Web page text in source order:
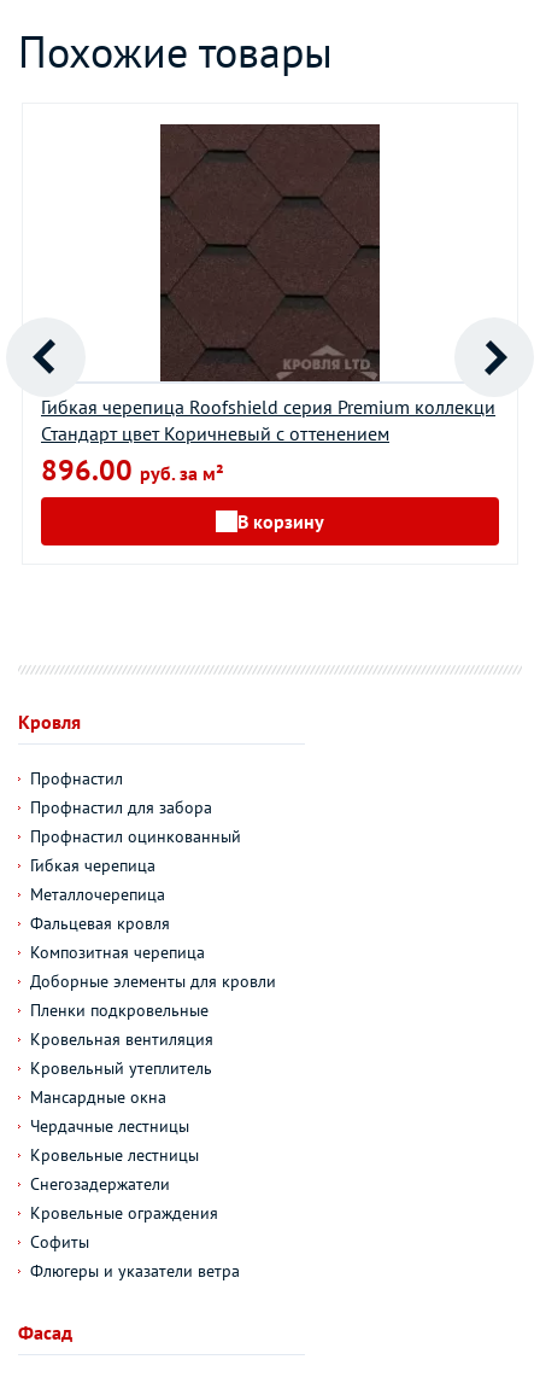
Похожие товары
Гибкая черепица Roofshield серия Premium коллекци
Стандарт цвет Коричневый с оттенением
896.00 руб. за м²
В корзину
Кровля
Профнастил
Профнастил для забора
Профнастил оцинкованный
Гибкая черепица
Металлочерепица
Фальцевая кровля
Композитная черепица
Доборные элементы для кровли
Пленки подкровельные
Кровельная вентиляция
Кровельный утеплитель
Мансардные окна
Чердачные лестницы
Кровельные лестницы
Снегозадержатели
Кровельные ограждения
Софиты
Флюгеры и указатели ветра
Фасад